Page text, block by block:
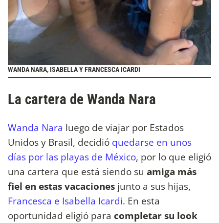
WANDA NARA, ISABELLA Y FRANCESCA ICARDI
La cartera de Wanda Nara
Wanda Nara luego de viajar por Estados
Unidos y Brasil, decidió quedarse en unos
días por las playas de México, por lo que eligió
una cartera que está siendo su amiga más
fiel en estas vacaciones junto a sus hijas,
Francesca e Isabella Icardi. En esta
oportunidad eligió para completar su look